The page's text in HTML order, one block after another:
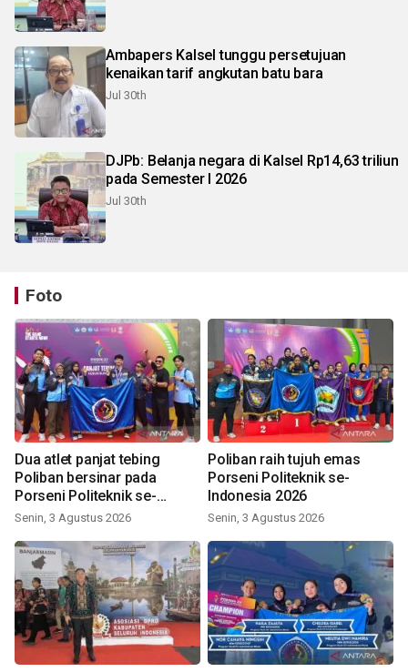
Ambapers Kalsel tunggu persetujuan
kenaikan tarif angkutan batu bara
Jul 30th
DJPb: Belanja negara di Kalsel Rp14,63 triliun
pada Semester I 2026
Jul 30th
Foto
Dua atlet panjat tebing
Poliban bersinar pada
Porseni Politeknik se-
Indonesia 2026
Senin, 3 Agustus 2026
Poliban raih tujuh emas
Porseni Politeknik se-
Indonesia 2026
Senin, 3 Agustus 2026